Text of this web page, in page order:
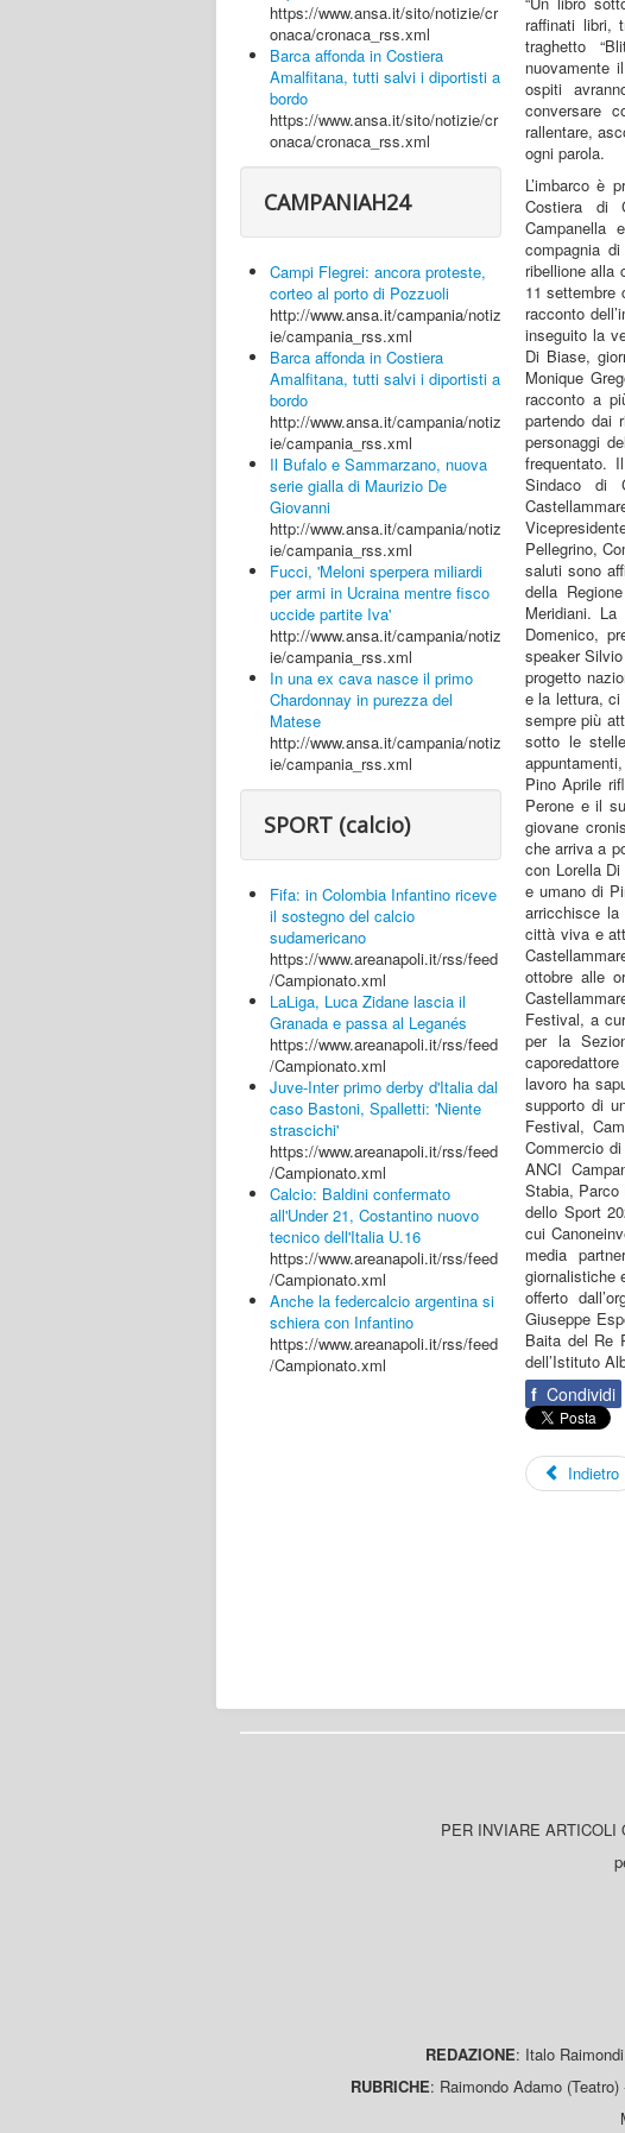
https://www.ansa.it/sito/notizie/cr
onaca/cronaca_rss.xml
Barca affonda in Costiera
Amalfitana, tutti salvi i diportisti a
bordo
https://www.ansa.it/sito/notizie/cr
onaca/cronaca_rss.xml
CAMPANIAH24
Campi Flegrei: ancora proteste,
corteo al porto di Pozzuoli
http://www.ansa.it/campania/notiz
ie/campania_rss.xml
Barca affonda in Costiera
Amalfitana, tutti salvi i diportisti a
bordo
http://www.ansa.it/campania/notiz
ie/campania_rss.xml
Il Bufalo e Sammarzano, nuova
serie gialla di Maurizio De
Giovanni
http://www.ansa.it/campania/notiz
ie/campania_rss.xml
Fucci, 'Meloni sperpera miliardi
per armi in Ucraina mentre fisco
uccide partite Iva'
http://www.ansa.it/campania/notiz
ie/campania_rss.xml
In una ex cava nasce il primo
Chardonnay in purezza del
Matese
http://www.ansa.it/campania/notiz
ie/campania_rss.xml
SPORT (calcio)
Fifa: in Colombia Infantino riceve
il sostegno del calcio
sudamericano
https://www.areanapoli.it/rss/feed
/Campionato.xml
LaLiga, Luca Zidane lascia il
Granada e passa al Leganés
https://www.areanapoli.it/rss/feed
/Campionato.xml
Juve-Inter primo derby d'Italia dal
caso Bastoni, Spalletti: 'Niente
strascichi'
https://www.areanapoli.it/rss/feed
/Campionato.xml
Calcio: Baldini confermato
all'Under 21, Costantino nuovo
tecnico dell'Italia U.16
https://www.areanapoli.it/rss/feed
/Campionato.xml
Anche la federcalcio argentina si
schiera con Infantino
https://www.areanapoli.it/rss/feed
/Campionato.xml
raffinati libri,
traghetto
nuovamente
ospiti
conversare
rallentare,
ogni parola.
L’imbarco è
Costiera di
Campanella
compagnia
ribellione alla
11 settembre
racconto
inseguito la
Di Biase,
Monique
racconto a
partendo dai
personaggi
frequentato.
Sindaco di
Pellegrino,
saluti sono
della
Meridiani.
Domenico,
speaker
progetto
e la lettura, ci
sempre più
sotto le
Pino Aprile
Perone e il
giovane
che arriva a
con Lorella
e umano di
arricchisce la
città viva e
ottobre alle
Festival, a
per la
lavoro ha
supporto di
Festival,
Commercio
ANCI
Stabia, Parco
dello Sport
cui
media
giornalistiche
offerto
Giuseppe
Baita del Re
dell’Istituto
f Condividi
Indietro
PER INVIARE ARTICOLI
REDAZIONE: Italo
RUBRICHE: Raimondo Adamo